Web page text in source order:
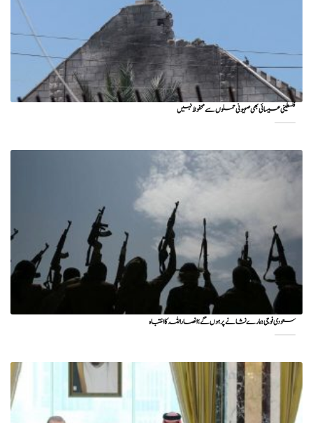
فلسطینی عیسائی بھی صہیونی حملوں سے محفوظ نہیں
سعودی فوجی ہمارے نشانے پر ہوں گے؛ انصاراللہ کا انتباہ